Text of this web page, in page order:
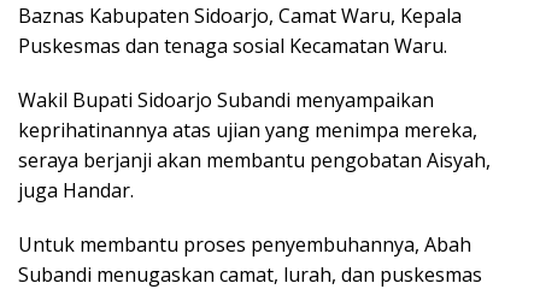
Baznas Kabupaten Sidoarjo, Camat Waru, Kepala
Puskesmas dan tenaga sosial Kecamatan Waru.
Wakil Bupati Sidoarjo Subandi menyampaikan
keprihatinannya atas ujian yang menimpa mereka,
seraya berjanji akan membantu pengobatan Aisyah,
juga Handar.
Untuk membantu proses penyembuhannya, Abah
Subandi menugaskan camat, lurah, dan puskesmas